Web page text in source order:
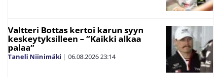
Valtteri Bottas kertoi karun syyn
keskeytyksilleen – ”Kaikki alkaa
palaa”
Taneli Niinimäki | 06.08.202623:14